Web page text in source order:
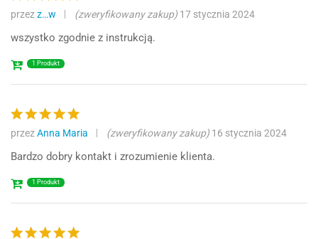
Oceniono
5na 5
przezz…w (zweryfikowany zakup) 17 stycznia 2024
wszystko zgodnie z instrukcją.
1 Produkt
Oceniono
5na 5
przezAnna Maria (zweryfikowany zakup) 16 stycznia 2024
Bardzo dobry kontakt i zrozumienie klienta.
1 Produkt